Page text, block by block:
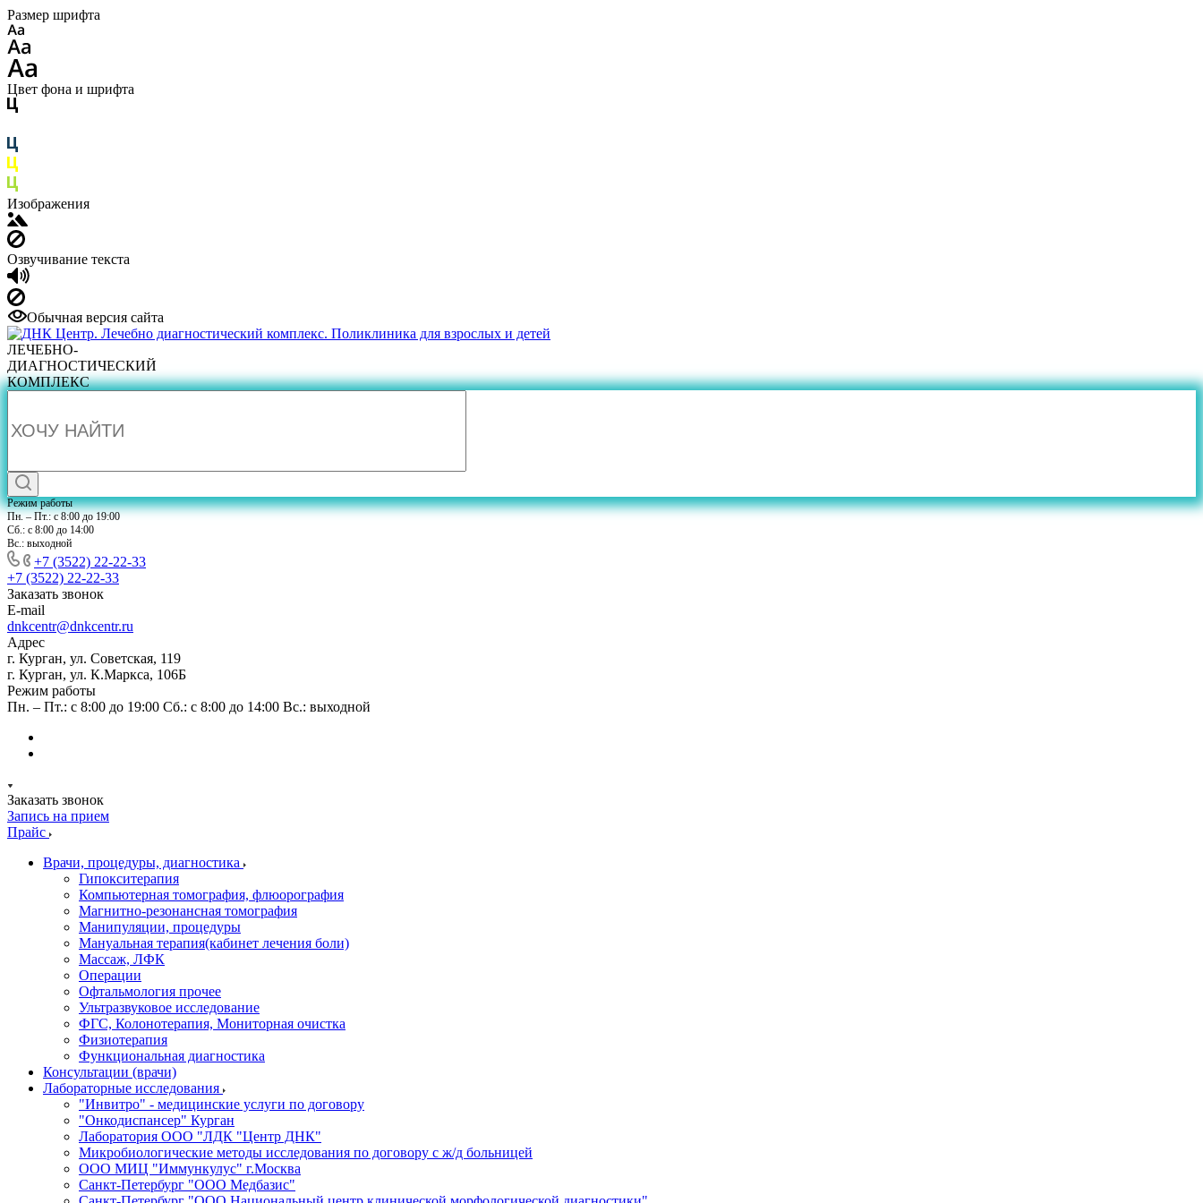
Размер шрифта
Цвет фона и шрифта
Изображения
Озвучивание текста
Обычная версия сайта
ЛЕЧЕБНО-
ДИАГНОСТИЧЕСКИЙ
КОМПЛЕКС
Режим работы
Пн. – Пт.: с 8:00 до 19:00
Сб.: с 8:00 до 14:00
Вс.: выходной
+7 (3522) 22-22-33
+7 (3522) 22-22-33
Заказать звонок
E-mail
dnkcentr@dnkcentr.ru
Адрес
г. Курган, ул. Советская, 119
г. Курган, ул. К.Маркса, 106Б
Режим работы
Пн. – Пт.: с 8:00 до 19:00 Сб.: с 8:00 до 14:00 Вс.: выходной
Заказать звонок
Запись на прием
Прайс
Врачи, процедуры, диагностика
Гипокситерапия
Компьютерная томография, флюорография
Магнитно-резонансная томография
Манипуляции, процедуры
Мануальная терапия(кабинет лечения боли)
Массаж, ЛФК
Операции
Офтальмология прочее
Ультразвуковое исследование
ФГС, Колонотерапия, Мониторная очистка
Физиотерапия
Функциональная диагностика
Консультации (врачи)
Лабораторные исследования
"Инвитро" - медицинские услуги по договору
"Онкодиспансер" Курган
Лаборатория ООО "ЛДК "Центр ДНК"
Микробиологические методы исследования по договору с ж/д больницей
ООО МИЦ "Иммункулус" г.Москва
Санкт-Петербург "ООО Медбазис"